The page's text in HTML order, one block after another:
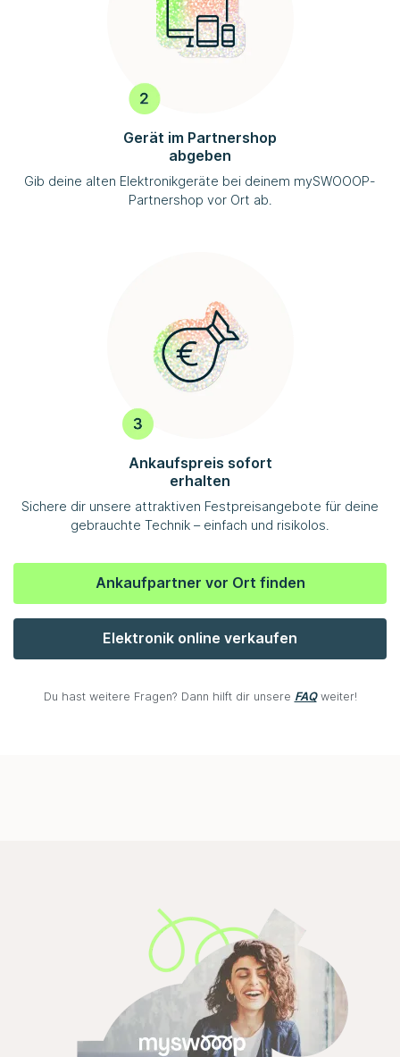
Gerät im Partnershop
abgeben
Gib deine alten Elektronikgeräte bei deinem mySWOOOP-
Partnershop vor Ort ab.
Ankaufspreis sofort
erhalten
Sichere dir unsere attraktiven Festpreisangebote für deine
gebrauchte Technik – einfach und risikolos.
Ankaufpartner vor Ort finden
Elektronik online verkaufen
Du hast weitere Fragen? Dann hilft dir unsere FAQweiter!